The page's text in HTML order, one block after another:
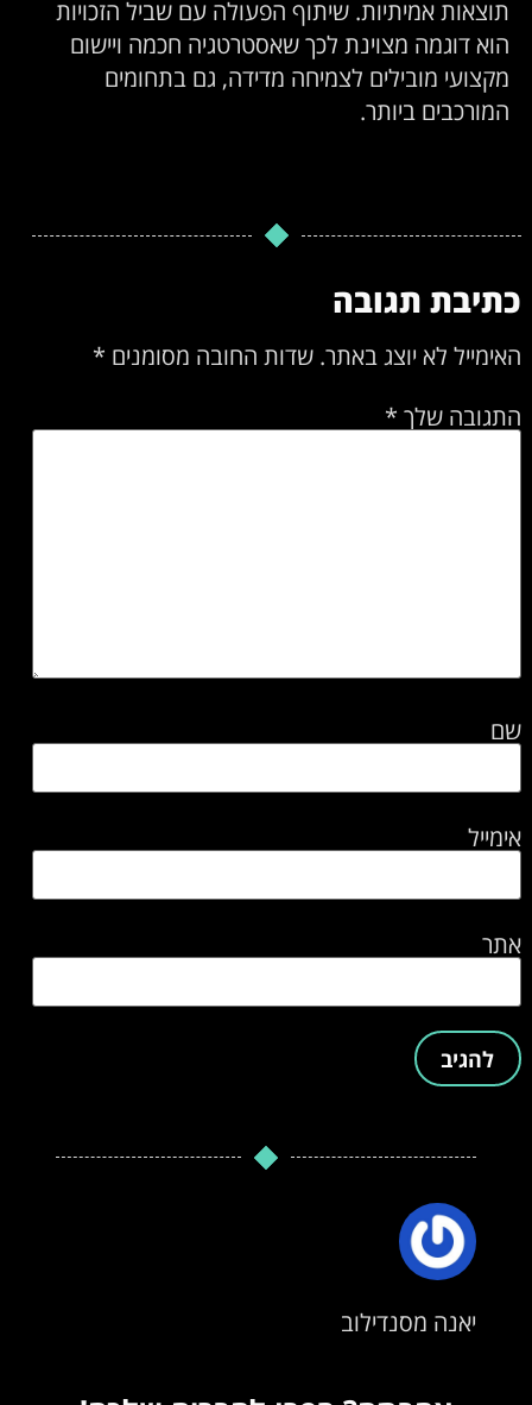
תוצאות אמיתיות. שיתוף הפעולה עם שביל הזכויות
הוא דוגמה מצוינת לכך שאסטרטגיה חכמה ויישום
מקצועי מובילים לצמיחה מדידה, גם בתחומים
המורכבים ביותר.
כתיבת תגובה
האימייל לא יוצג באתר. שדות החובה מסומנים *
התגובה שלך *
שם
אימייל
אתר
יאנה מסנדילוב